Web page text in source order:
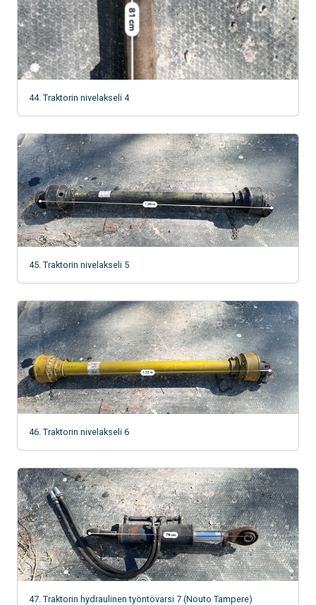
44. Traktorin nivelakseli 4
45. Traktorin nivelakseli 5
46. Traktorin nivelakseli 6
47. Traktorin hydraulinen työntövarsi 7 (Nouto Tampere)